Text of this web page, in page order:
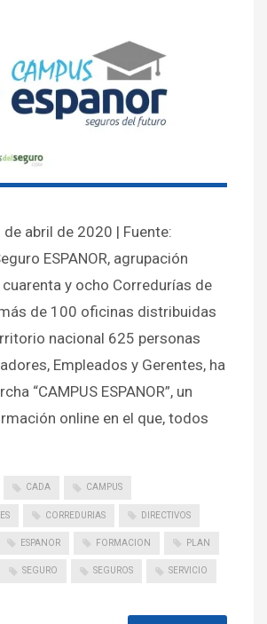
abril de 2020 | Fuente:
ESPANOR, agrupación
y ocho Corredurías de
de 100 oficinas distribuidas
nacional 625 personas
Empleados y Gerentes, ha
“CAMPUS ESPANOR”, un
online en el que, todos
CADA CAMPUS
CORREDURIAS DIRECTIVOS
ESPANOR FORMACION PLAN
SEGURO SEGUROS SERVICIO